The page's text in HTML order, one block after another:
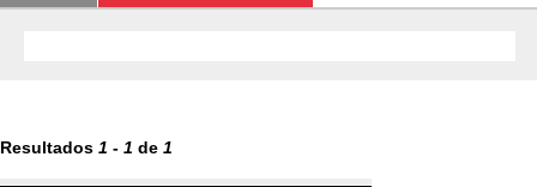
Resultados 1 - 1 de 1